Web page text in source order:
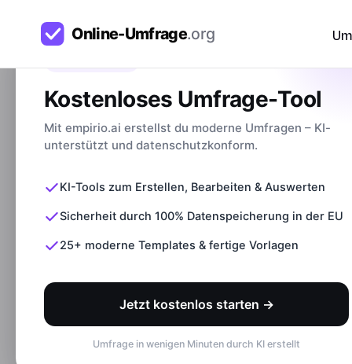
Kostenloses Umfrage-Tool
Mit empirio.ai erstellst du moderne Umfragen – KI-
unterstützt und datenschutzkonform.
KI-Tools zum Erstellen, Bearbeiten & Auswerten
Sicherheit durch 100% Datenspeicherung in der EU
25+ moderne Templates & fertige Vorlagen
Jetzt kostenlos starten →
Umfrage in wenigen Minuten durch KI erstellt
Ratgeber>Umfrage vs. Fragebogen: Was sind
Beliebte Artikel
Erfahrungen mit empirio.ai
Umfrage-Tools ohne Anmeldung
Datenschutz bei Online-Umfragen
Online-Rechner